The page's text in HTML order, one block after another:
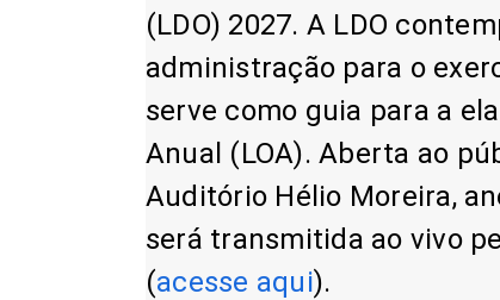
(LDO) 2027. A LDO
administração para o
serve como guia para a
Anual (LOA). Aberta ao
Auditório Hélio Moreira,
será transmitida ao vivo
(acesse aqui).